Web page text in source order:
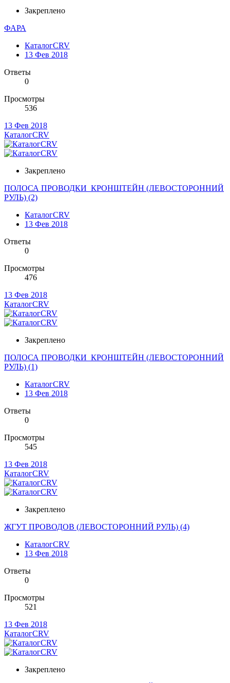
Закреплено
ФАРА
КаталогCRV
13 Фев 2018
Ответы
0
Просмотры
536
13 Фев 2018
КаталогCRV
Закреплено
ПОЛОСА ПРОВОДКИ_КРОНШТЕЙН (ЛЕВОСТОРОННИЙ
РУЛЬ) (2)
КаталогCRV
13 Фев 2018
Ответы
0
Просмотры
476
13 Фев 2018
КаталогCRV
Закреплено
ПОЛОСА ПРОВОДКИ_КРОНШТЕЙН (ЛЕВОСТОРОННИЙ
РУЛЬ) (1)
КаталогCRV
13 Фев 2018
Ответы
0
Просмотры
545
13 Фев 2018
КаталогCRV
Закреплено
ЖГУТ ПРОВОДОВ (ЛЕВОСТОРОННИЙ РУЛЬ) (4)
КаталогCRV
13 Фев 2018
Ответы
0
Просмотры
521
13 Фев 2018
КаталогCRV
Закреплено